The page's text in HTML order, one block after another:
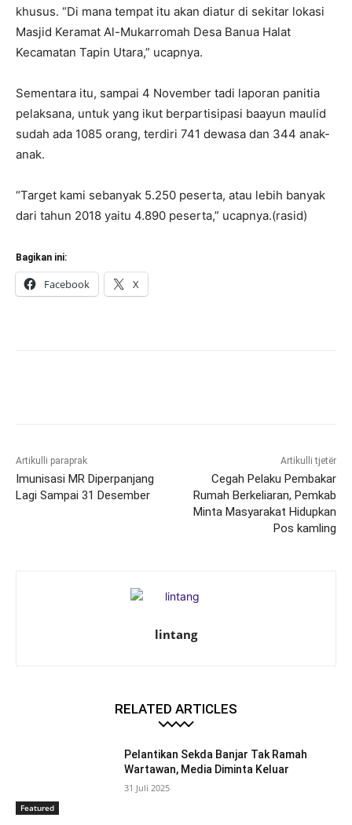
khusus. “Di mana tempat itu akan diatur di sekitar lokasi
Masjid Keramat Al-Mukarromah Desa Banua Halat
Kecamatan Tapin Utara,” ucapnya.
Sementara itu, sampai 4 November tadi laporan panitia
pelaksana, untuk yang ikut berpartisipasi baayun maulid
sudah ada 1085 orang, terdiri 741 dewasa dan 344 anak-
anak.
“Target kami sebanyak 5.250 peserta, atau lebih banyak
dari tahun 2018 yaitu 4.890 peserta,” ucapnya.(rasid)
Bagikan ini:
Facebook X
Artikulli paraprak
Imunisasi MR Diperpanjang
Lagi Sampai 31 Desember
Artikulli tjetër
Cegah Pelaku Pembakar
Rumah Berkeliaran, Pemkab
Minta Masyarakat Hidupkan
Pos kamling
lintang
RELATED ARTICLES
Featured
Pelantikan Sekda Banjar Tak Ramah
Wartawan, Media Diminta Keluar
31 Juli 2025